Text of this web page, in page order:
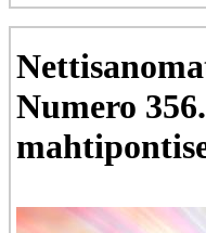
Numero